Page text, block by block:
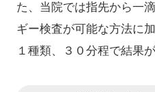
た、当院では指先から一
ギー検査が可能な方法に
１種類、３０分程で結果